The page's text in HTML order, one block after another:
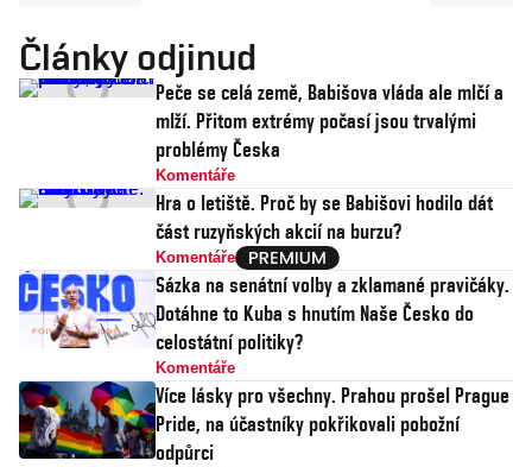
Články odjinud
Peče se celá země, Babišova vláda ale mlčí a
mlží. Přitom extrémy počasí jsou trvalými
problémy Česka
Komentáře
Hra o letiště. Proč by se Babišovi hodilo dát
část ruzyňských akcií na burzu?
Komentáře
Sázka na senátní volby a zklamané pravičáky.
Dotáhne to Kuba s hnutím Naše Česko do
celostátní politiky?
Komentáře
Více lásky pro všechny. Prahou prošel Prague
Pride, na účastníky pokřikovali pobožní
odpůrci